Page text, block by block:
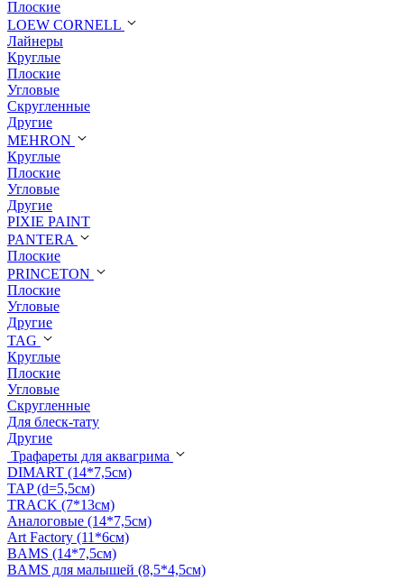
Плоские
LOEW CORNELL
Лайнеры
Круглые
Плоские
Угловые
Скругленные
Другие
MEHRON
Круглые
Плоские
Угловые
Другие
PIXIE PAINT
PANTERA
Плоские
PRINCETON
Плоские
Угловые
Другие
TAG
Круглые
Плоские
Угловые
Скругленные
Для блеск-тату
Другие
Трафареты для аквагрима
DIMART (14*7,5см)
TAP (d=5,5см)
TRACK (7*13см)
Аналоговые (14*7,5см)
Art Factory (11*6см)
BAMS (14*7,5см)
BAMS для малышей (8,5*4,5см)